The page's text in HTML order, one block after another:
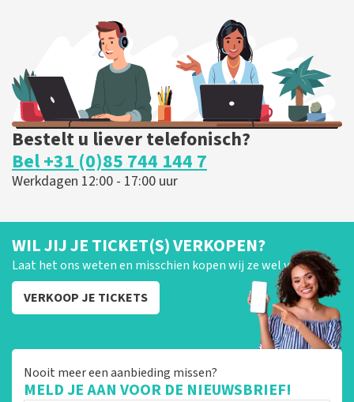
BESTEL NU
Bestelt u liever telefonisch?
Bel +31 (0)85 744 144 7
Werkdagen 12:00 - 17:00 uur
WIL JIJ JE TICKET(S) VERKOPEN?
Laat het ons weten en misschien kopen wij ze wel van je!
VERKOOP JE TICKETS
Nooit meer een aanbieding missen?
MELD JE AAN VOOR DE NIEUWSBRIEF!